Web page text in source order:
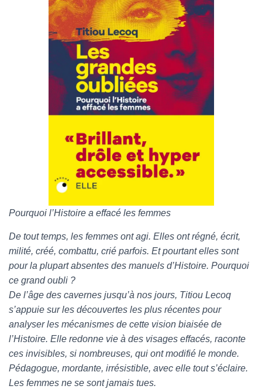
Pourquoi l’Histoire a effacé les femmes
De tout temps, les femmes ont agi. Elles ont régné, écrit,
milité, créé, combattu, crié parfois. Et pourtant elles sont
pour la plupart absentes des manuels d’Histoire. Pourquoi
ce grand oubli ?
De l’âge des cavernes jusqu’à nos jours, Titiou Lecoq
s’appuie sur les découvertes les plus récentes pour
analyser les mécanismes de cette vision biaisée de
l’Histoire. Elle redonne vie à des visages effacés, raconte
ces invisibles, si nombreuses, qui ont modifié le monde.
Pédagogue, mordante, irrésistible, avec elle tout s’éclaire.
Les femmes ne se sont jamais tues.